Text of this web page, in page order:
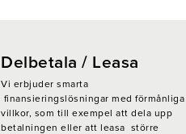
Delbetala / Leasa
Vi erbjuder smarta
finansieringslösningar med förmånliga
villkor, som till exempel att dela upp
betalningen eller att leasa större